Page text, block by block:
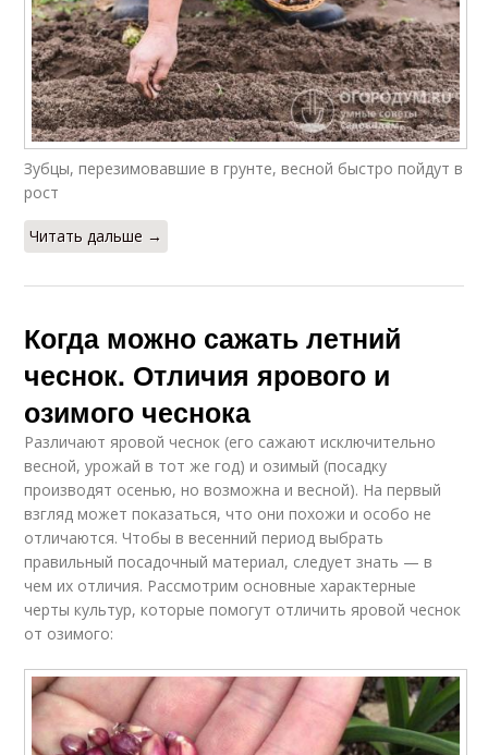
Зубцы, перезимовавшие в грунте, весной быстро пойдут в
рост
Читать дальше →
Когда можно сажать летний
чеснок. Отличия ярового и
озимого чеснока
Различают яровой чеснок (его сажают исключительно
весной, урожай в тот же год) и озимый (посадку
производят осенью, но возможна и весной). На первый
взгляд может показаться, что они похожи и особо не
отличаются. Чтобы в весенний период выбрать
правильный посадочный материал, следует знать — в
чем их отличия. Рассмотрим основные характерные
черты культур, которые помогут отличить яровой чеснок
от озимого: